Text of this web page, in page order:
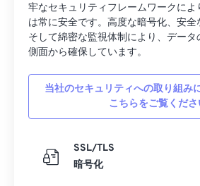
牢なセキュリティフレームワークによ
は常に安全です。高度な暗号化、安全
そして綿密な監視体制により、データ
側面から確保しています。
当社のセキュリティへの取り組み
こちらをご覧くださ
SSL/TLS
暗号化